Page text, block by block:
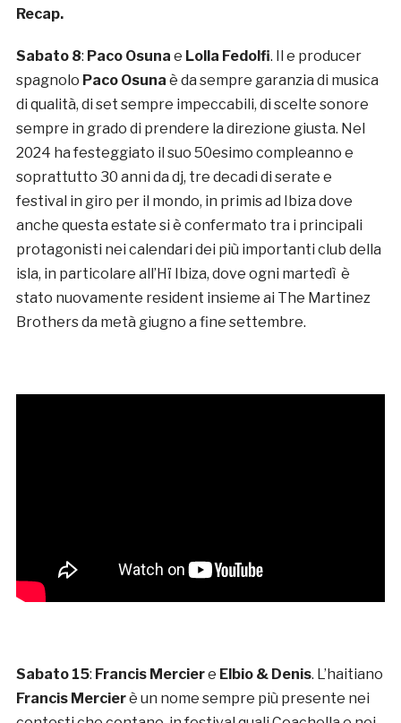
Recap.
Sabato 8: Paco Osuna e Lolla Fedolfi. Il e producer
spagnolo Paco Osuna è da sempre garanzia di musica
di qualità, di set sempre impeccabili, di scelte sonore
sempre in grado di prendere la direzione giusta. Nel
2024 ha festeggiato il suo 50esimo compleanno e
soprattutto 30 anni da dj, tre decadi di serate e
festival in giro per il mondo, in primis ad Ibiza dove
anche questa estate si è confermato tra i principali
protagonisti nei calendari dei più importanti club della
isla, in particolare all’Hï Ibiza, dove ogni martedì è
stato nuovamente resident insieme ai The Martinez
Brothers da metà giugno a fine settembre.
Sabato 15: Francis Merciere Elbio & Denis. L’haitiano
Francis Mercierè un nome sempre più presente nei